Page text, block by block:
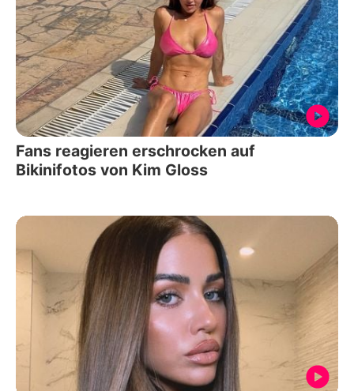
Fans reagieren erschrocken auf
Bikinifotos von Kim Gloss